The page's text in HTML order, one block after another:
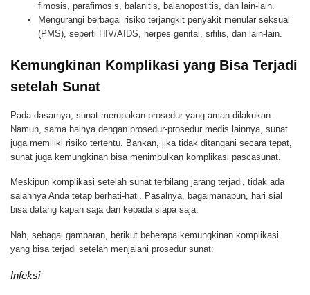
fimosis, parafimosis, balanitis, balanopostitis, dan lain-lain.
Mengurangi berbagai risiko terjangkit penyakit menular seksual
(PMS), seperti HIV/AIDS, herpes genital, sifilis, dan lain-lain.
Kemungkinan Komplikasi yang Bisa Terjadi
setelah Sunat
Pada dasarnya, sunat merupakan prosedur yang aman dilakukan.
Namun, sama halnya dengan prosedur-prosedur medis lainnya, sunat
juga memiliki risiko tertentu. Bahkan, jika tidak ditangani secara tepat,
sunat juga kemungkinan bisa menimbulkan komplikasi pascasunat.
Meskipun komplikasi setelah sunat terbilang jarang terjadi, tidak ada
salahnya Anda tetap berhati-hati. Pasalnya, bagaimanapun, hari sial
bisa datang kapan saja dan kepada siapa saja.
Nah, sebagai gambaran, berikut beberapa kemungkinan komplikasi
yang bisa terjadi setelah menjalani prosedur sunat:
Infeksi